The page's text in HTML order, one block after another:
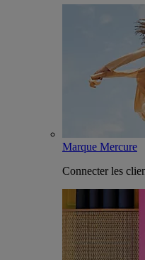
Marque Mercure
Connecter les